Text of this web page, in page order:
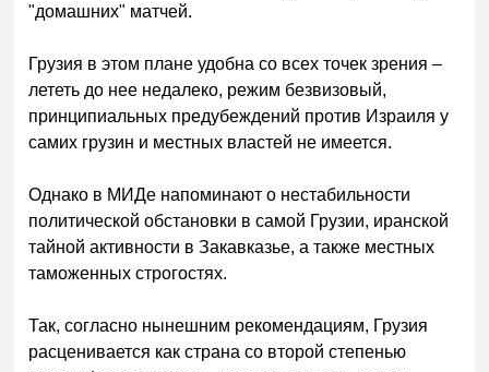
"домашних" матчей.
Грузия в этом плане удобна со всех точек зрения –
лететь до нее недалеко, режим безвизовый,
принципиальных предубеждений против Израиля у
самих грузин и местных властей не имеется.
Однако в МИДе напоминают о нестабильности
политической обстановки в самой Грузии, иранской
тайной активности в Закавказье, а также местных
таможенных строгостях.
Так, согласно нынешним рекомендациям, Грузия
расценивается как страна со второй степенью